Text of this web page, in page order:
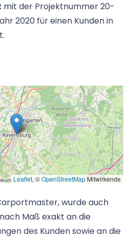
mit der Projektnummer 20-
2020 für einen Kunden in
Leaflet, ©OpenStreetMapMitwirkende
wurde auch
Maß exakt an die
des Kunden sowie an die